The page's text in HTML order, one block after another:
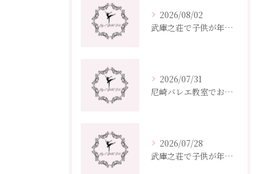
2026/08/02
武庫之荘で子供が年度から始めるバレエ教室選びとクラス編成ポイント
2026/07/31
尼崎バレエ教室でおすすめ兵庫県の選び方と子供大人向け通いやすさ比較
2026/07/28
武庫之荘で子供が年度ごとに通えるバレエ教室選びガイド